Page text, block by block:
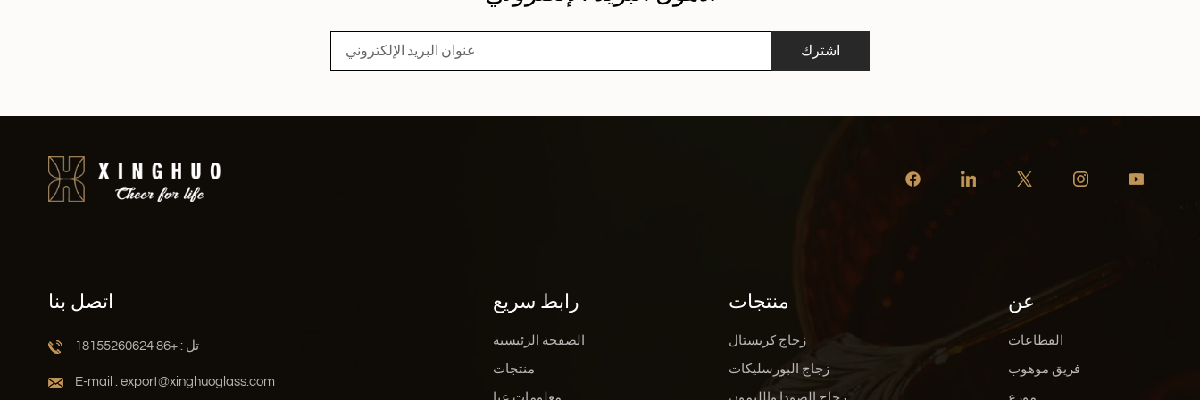
اشترك
اتصل بنا
تل : +86 18155260624
E-mail : export@xinghuoglass.com
رابط سريع
الصفحة الرئيسية
منتجات
منتجات
زجاج كريستال
زجاج البورسليكات
عن
القطاعات
فريق موهوب